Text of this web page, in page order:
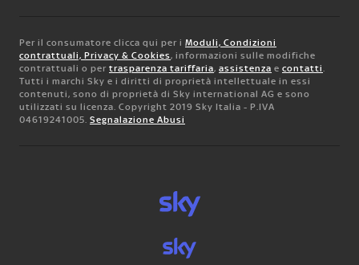
Per il consumatore clicca qui per i Moduli, Condizioni
contrattuali, Privacy & Cookies, informazioni sulle modifiche
contrattuali o per trasparenza tariffaria, assistenza e contatti.
Tutti i marchi Sky e i diritti di proprietà intellettuale in essi
contenuti, sono di proprietà di Sky international AG e sono
utilizzati su licenza. Copyright 2019 Sky Italia - P.IVA
04619241005. Segnalazione Abusi